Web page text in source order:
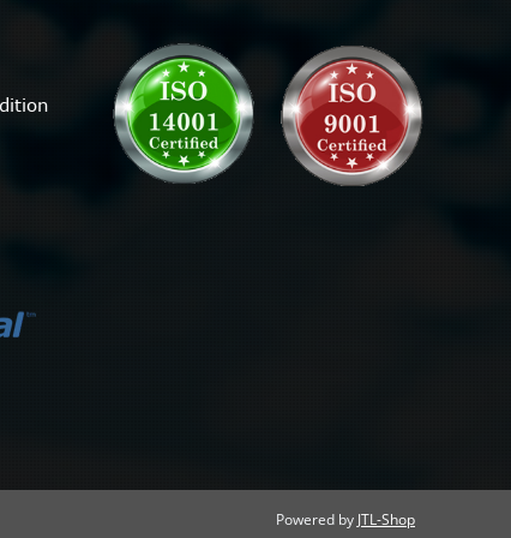
Powered by JTL-Shop